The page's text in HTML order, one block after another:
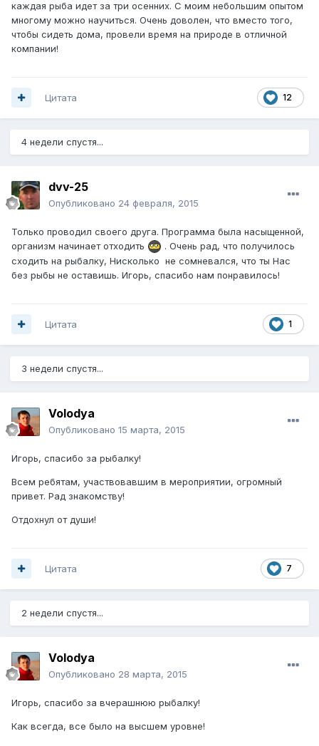
каждая рыба идет за три осенних. С моим небольшим опытом
многому можно научиться. Очень доволен, что вместо того,
чтобы сидеть дома, провели время на природе в отличной
компании!
12
Цитата
4 недели спустя...
dvv-25
Опубликовано 24 февраля, 2015
Только проводил своего друга. Программа была насыщенной,
организм начинает отходить
. Очень рад, что получилось
сходить на рыбалку, Нисколько не сомневался, что ты Нас
без рыбы не оставишь. Игорь, спасибо нам понравилось!
1
Цитата
3 недели спустя...
Volodya
Опубликовано 15 марта, 2015
Игорь, спасибо за рыбалку!
Всем ребятам, участвовавшим в мероприятии, огромный
привет. Рад знакомству!
Отдохнул от души!
7
Цитата
2 недели спустя...
Volodya
Опубликовано 28 марта, 2015
Игорь, спасибо за вчерашнюю рыбалку!
Как всегда, все было на высшем уровне!